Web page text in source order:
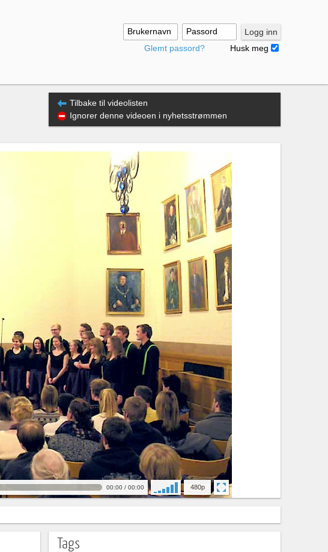
Brukernavn Passord
Logg inn
Glemt passord?
Husk meg
Tilbake til videolisten
Ignorer denne videoen i nyhetsstrømmen
00:00 / 00:00 480
Tags